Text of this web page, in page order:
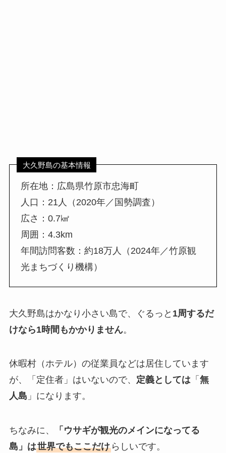
大久野島の基本情報
所在地：広島県竹原市忠海町
人口：21人（2020年／国勢調査）
広さ：0.7㎢
周囲：4.3km
年間訪問客数：約18万人（2024年／竹原観
光まちづくり機構）
大久野島はかなり小さい島で、ぐるっと 1周するだ
けなら1時間もかかりません。
休暇村（ホテル）の従業員などは居住しています
が、「定住者」はいないので、 定義としては「 無
人島 」になります。
ちなみに、
「ウサギが観光のメインになってる
島」は世界でもここだけらしいです。